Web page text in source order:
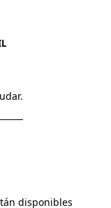
disponibles